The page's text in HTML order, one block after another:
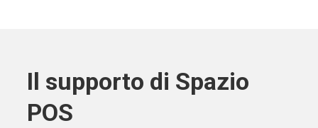
Il supporto di Spazio
POS